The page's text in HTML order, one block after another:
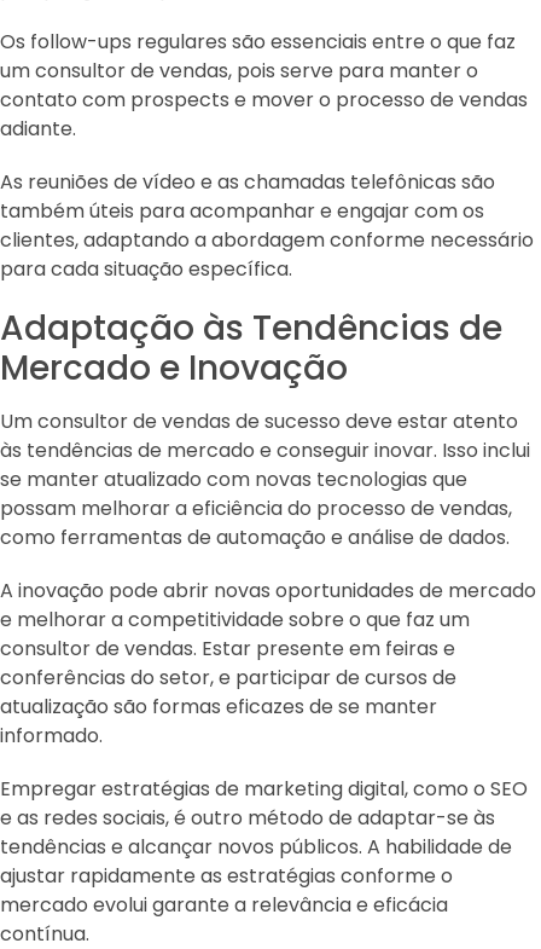
Os follow-ups regulares são essenciais entre o que faz
um consultor de vendas, pois serve para manter o
contato com prospects e mover o processo de vendas
adiante.
As reuniões de vídeo e as chamadas telefônicas são
também úteis para acompanhar e engajar com os
clientes, adaptando a abordagem conforme necessário
para cada situação específica.
Adaptação às Tendências de
Mercado e Inovação
Um consultor de vendas de sucesso deve estar atento
às tendências de mercado e conseguir inovar. Isso inclui
se manter atualizado com novas tecnologias que
possam melhorar a eficiência do processo de vendas,
como ferramentas de automação e análise de dados.
A inovação pode abrir novas oportunidades de mercado
e melhorar a competitividade sobre o que faz um
consultor de vendas. Estar presente em feiras e
conferências do setor, e participar de cursos de
atualização são formas eficazes de se manter
informado.
Empregar estratégias de marketing digital, como o SEO
e as redes sociais, é outro método de adaptar-se às
tendências e alcançar novos públicos. A habilidade de
ajustar rapidamente as estratégias conforme o
mercado evolui garante a relevância e eficácia
contínua.